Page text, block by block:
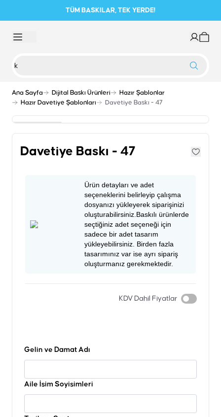
TÜM BASKILAR, TEK YERDE!
Ana Sayfa Dijital Baskı Ürünleri
Hazır Şablonlar
Hazır Davetiye Şablonları
Davetiye Baskı - 47
Davetiye Baskı - 47
Ürün detayları ve adet
seçeneklerini belirleyip çalışma
dosyanızı yükleyerek siparişinizi
oluşturabilirsiniz.Baskılı ürünlerde
seçtiğiniz adet seçeneği için
sadece bir adet tasarım
yükleyebilirsiniz. Birden fazla
tasarımınız var ise ayrı sipariş
oluşturmanız gerekmektedir.
KDV Dahil Fiyatlar
Gelin ve Damat Adı
Aile İsim Soyisimleri